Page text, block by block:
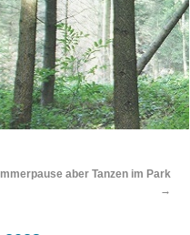
aber Tanzen im Park
→